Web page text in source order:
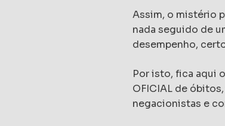
Assim, o mistério
nada seguido de
desempenho,
Por isto, fica aqui
OFICIAL de
negacionistas e